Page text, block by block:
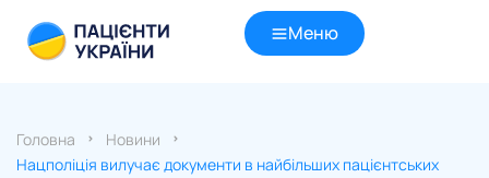
Меню
Головна
Новини
Нацполіція вилучає документи в найбільших пацієнтських